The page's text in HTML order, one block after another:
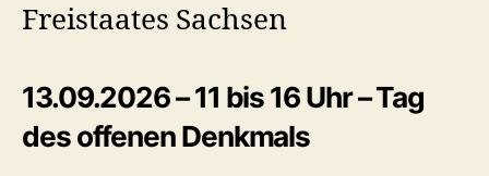
Freistaates Sachsen
13.09.2026 – 11 bis 16 Uhr – Tag
des offenen Denkmals